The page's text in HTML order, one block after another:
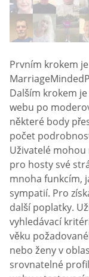
Prvním krokem
Dalším krokem
webu po
některé body
počet
Uživatelé
pro hosty své
mnoha funkcím,
sympatií. Pro
další poplatky.
vyhledávací
věku
nebo ženy v
srovnatelné